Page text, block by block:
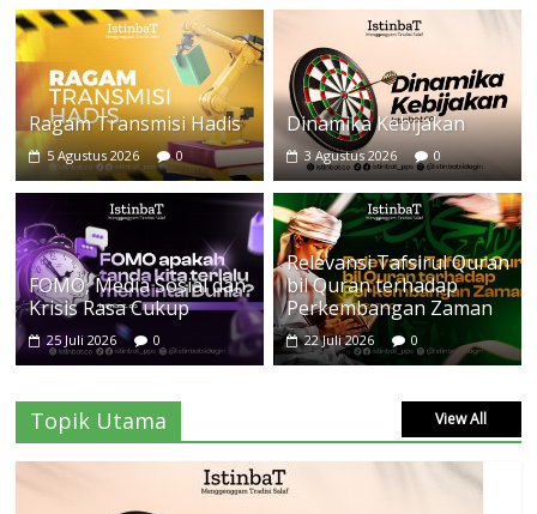
Ragam Transmisi Hadis
5 Agustus 2026 0
Dinamika Kebijakan
3 Agustus 2026 0
FOMO, Media Sosial dan
Krisis Rasa Cukup
25 Juli 2026 0
Relevansi Tafsirul Quran
bil Quran terhadap
Perkembangan Zaman
22 Juli 2026 0
Topik Utama View All